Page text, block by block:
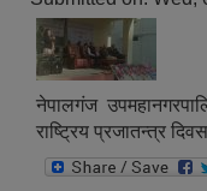
नेपालगंज
राष्ट्रिय प्रजातन्त्र